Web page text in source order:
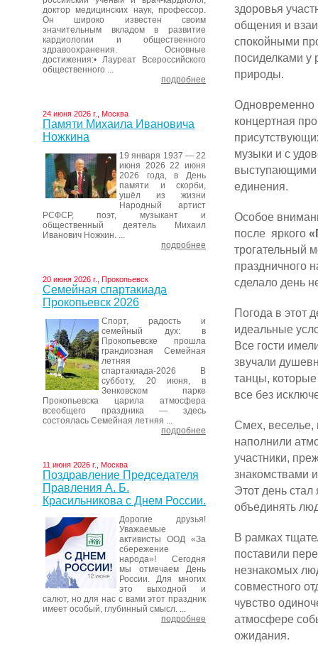
доктор медицинских наук, профессор.
Он широко известен своим
значительным вкладом в развитие
кардиологии и общественного
здравоохранения. Основные
достижения:• Лауреат Всероссийского
общественного ...
подробнее
24 июня 2026 г., Москва
Памяти Михаила Ивановича
Ножкина
19 января 1937 — 22
июня 2026 22 июня
2026 года, в День
памяти и скорби,
ушёл из жизни
Народный артист
РСФСР, поэт, музыкант и
общественный деятель Михаил
Иванович Ножкин. ...
подробнее
20 июня 2026 г., Прокопьевск
Семейная спартакиада
Прокопьевск 2026
Спорт, радость и
семейный дух: в
Прокопьевске прошла
грандиозная Семейная
летняя
спартакиада-2026 В
субботу, 20 июня, в
Зенковском парке
Прокопьевска царила атмосфера
всеобщего праздника — здесь
состоялась Семейная летняя ...
подробнее
11 июня 2026 г., Москва
Поздравление Председателя
Правления А. Б.
Красильникова с Днем России.
Дорогие друзья!
Уважаемые
активисты ООД «За
сбережение
народа»! Сегодня
мы отмечаем День
России. Для многих
это выходной и
салют, но для нас с вами этот праздник
имеет особый, глубинный смысл. ...
подробнее
здоровья
общения и
спокойными
посиделками
природы.
Одновременно
концертная
музыки и с
выступающими
единения.
Особое
после яркого
трогательный
праздничного
сделало день
Погода в этот
идеальные
Все гости
звучали
танцы,
все без
Смех, веселье,
наполнили
участники,
знакомствами
Этот день
объединять
В рамках
поставили
незнакомых
совместного
чувство
атмосфере
ожидания.